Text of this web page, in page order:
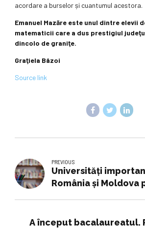
acordare a burselor și cuantumul acestora.
Emanuel Mazăre este unul dintre elevii
matematicii care a dus prestigiul
dincolo de graniţe.
Graţiela Bâzoi
Source link
PREVIOUS
Universități
România și Moldova
A început bacalaureatul.